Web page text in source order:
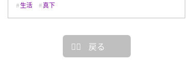
生活
真下
戻る